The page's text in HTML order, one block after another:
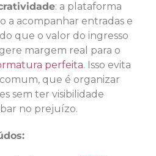
: a plataforma
a acompanhar entradas e
que o valor do ingresso
margem real para o
perfeita. Isso evita
que é organizar
sem ter visibilidade
no prejuízo.